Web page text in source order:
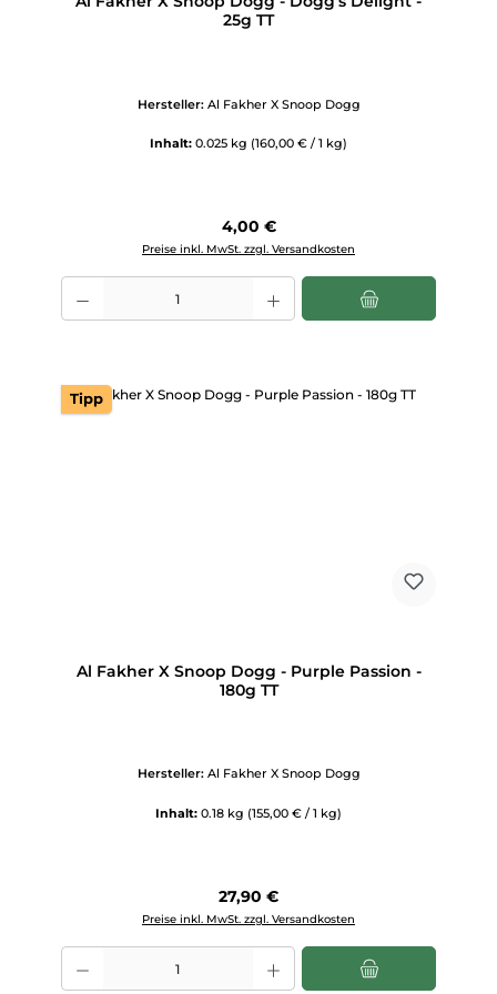
25g TT
Hersteller: Al Fakher X Snoop Dogg
Inhalt: 0.025 kg (160,00 € / 1 kg)
Regulärer Preis:
4,00 €
Preise inkl. MwSt. zzgl. Versandkosten
Produkt Anzahl: Gib den gewünschten Wert ein oder benutze die
Tipp
Al Fakher X Snoop Dogg - Purple Passion -
180g TT
Hersteller: Al Fakher X Snoop Dogg
Inhalt: 0.18 kg (155,00 € / 1 kg)
Regulärer Preis:
27,90 €
Preise inkl. MwSt. zzgl. Versandkosten
Produkt Anzahl: Gib den gewünschten Wert ein oder benutze die